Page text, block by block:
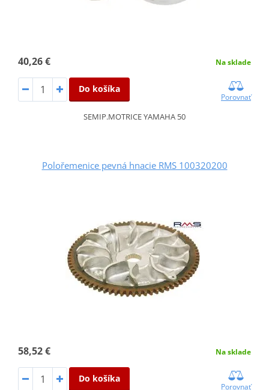
40,26 € Na sklade
Do košíka
Porovnať
SEMIP.MOTRICE YAMAHA 50
Polořemenice pevná hnacie RMS 100320200
58,52 € Na sklade
Do košíka
Porovnať